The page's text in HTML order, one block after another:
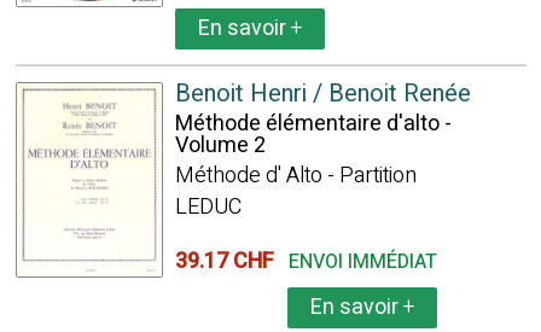
En savoir+
Benoit Henri / Benoit Renée
Méthode élémentaire d'alto -
Volume 2
Méthode d' Alto - Partition
LEDUC
39.17 CHF ENVOI IMMÉDIAT
En savoir+